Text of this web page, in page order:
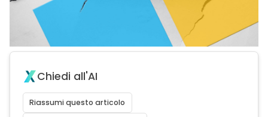
Chiedi all'AI
Riassumi questo articolo